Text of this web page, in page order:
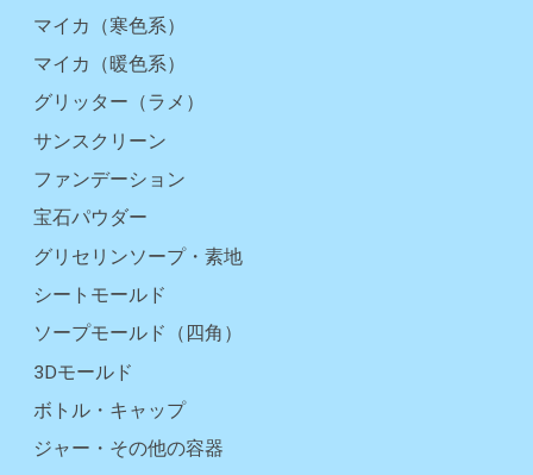
マイカ（寒色系）
マイカ（暖色系）
グリッター（ラメ）
サンスクリーン
ファンデーション
宝石パウダー
グリセリンソープ・素地
シートモールド
ソープモールド（四角）
3Dモールド
ボトル・キャップ
ジャー・その他の容器